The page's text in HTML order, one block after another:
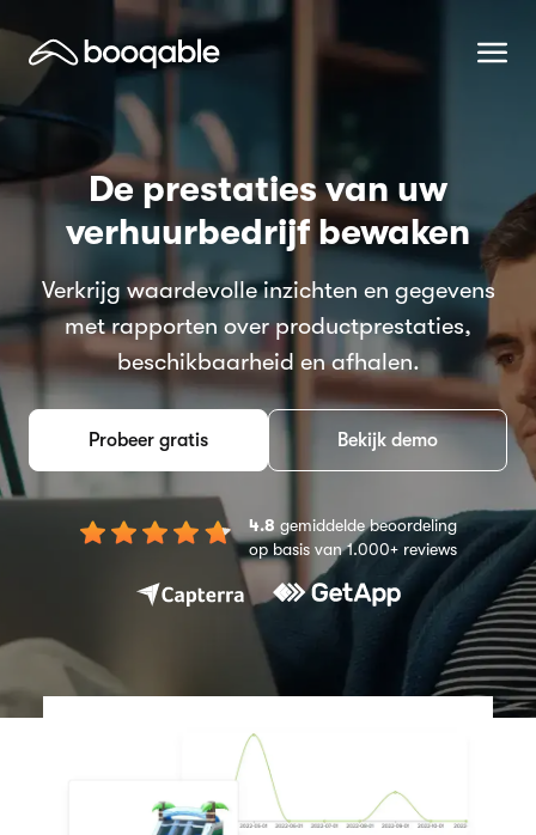
De prestaties van uw
verhuurbedrijf bewaken
Verkrijg waardevolle inzichten en gegevens
met rapporten over productprestaties,
beschikbaarheid en afhalen.
Probeer gratis Bekijk demo
4.8 gemiddelde beoordeling
op basis van 1.000+ reviews